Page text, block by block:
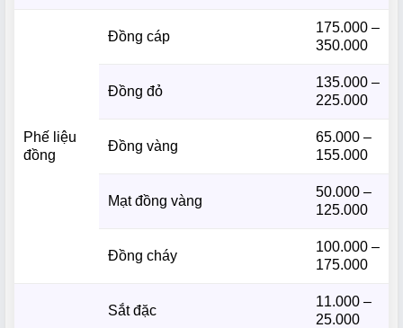
Phế liệu
đồng
Đồng cáp
175.000 –
350.000
Đồng đỏ
135.000 –
225.000
Đồng vàng
65.000 –
155.000
Mạt đồng vàng
50.000 –
125.000
Đồng cháy
100.000 –
175.000
Sắt đặc
11.000 –
25.000